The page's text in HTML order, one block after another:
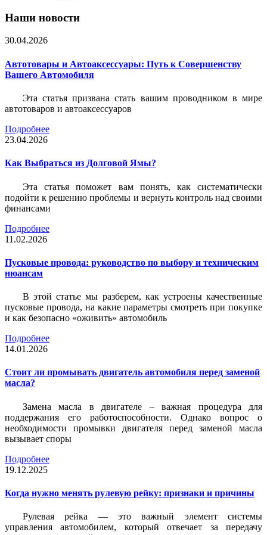
Наши новости
30.04.2026
Автотовары и Автоаксессуары: Путь к Совершенству
Вашего Автомобиля
Эта статья призвана стать вашим проводником в мире
автотоваров и автоаксессуаров
Подробнее
23.04.2026
Как Выбраться из Долговой Ямы?
Эта статья поможет вам понять, как систематически
подойти к решению проблемы и вернуть контроль над своими
финансами
Подробнее
11.02.2026
Пусковые провода: руководство по выбору и техническим
нюансам
В этой статье мы разберем, как устроены качественные
пусковые провода, на какие параметры смотреть при покупке
и как безопасно «оживить» автомобиль
Подробнее
14.01.2026
Стоит ли промывать двигатель автомобиля перед заменой
масла?
Замена масла в двигателе – важная процедура для
поддержания его работоспособности. Однако вопрос о
необходимости промывки двигателя перед заменой масла
вызывает споры
Подробнее
19.12.2025
Когда нужно менять рулевую рейку: признаки и причины
Рулевая рейка — это важный элемент системы
управления автомобилем, который отвечает за передачу